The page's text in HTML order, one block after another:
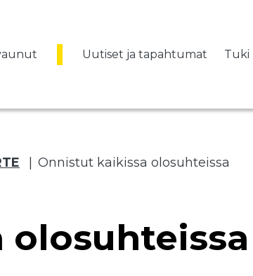
Uutiset ja tapahtumat Tuki
Onnistut kaikissa olosuhteissa